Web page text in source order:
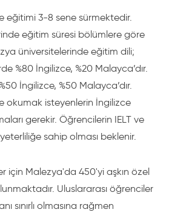
eğitimi 3-8 sene sürmektedir.
eğitim süresi bölümlere göre
üniversitelerinde eğitim dili;
%80 İngilizce, %20 Malayca’dır.
İngilizce, %50 Malayca’dır.
okumak isteyenlerin İngilizce
gerekir. Öğrencilerin IELT ve
sahip olması beklenir.
için Malezya'da 450'yi aşkın özel
Uluslararası öğrenciler
sınırlı olmasına rağmen